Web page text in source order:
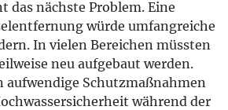
das nächste Problem. Eine
würde umfangreiche
In vielen Bereichen müssten
neu aufgebaut werden.
aufwendige Schutzmaßnahmen
während der